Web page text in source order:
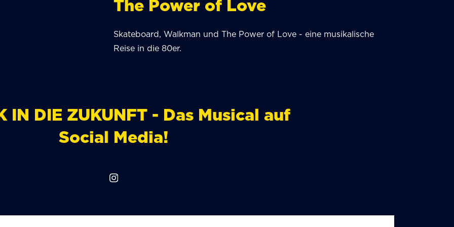
The Power of Love
Skateboard, Walkman und The Power of Love - eine musikalische
Reise in die 80er.
IN DIE ZUKUNFT - Das Musical auf
Social Media!